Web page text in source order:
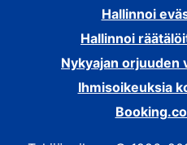
Hallinnoi
Hallinnoi
Nykyajan orjuuden
Ihmisoikeuksia